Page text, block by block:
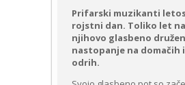
Prifarski muzikanti
rojstni dan. Toliko let
njihovo glasbeno
nastopanje na domačih
odrih.